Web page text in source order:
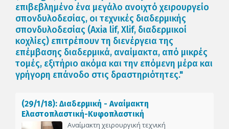
επιβεβλημένο ένα μεγάλο ανοιχτό χειρουργείο
σπονδυλοδεσίας, οι τεχνικές διαδερμικής
σπονδυλοδεσίας (Axia lif, Xlif, διαδερμικοί
κοχλίες) επιτρέπουν τη διενέργεια της
επέμβασης διαδερμικά, αναίμακτα, από μικρές
τομές, εξιτήριο ακόμα και την επόμενη μέρα και
γρήγορη επάνοδο στις δραστηριότητες."
(29/1/18): Διαδερμική - Αναίμακτη
Ελαστοπλαστική-Κυφοπλαστική
Αναίμακτη χειρουργική τεχνική